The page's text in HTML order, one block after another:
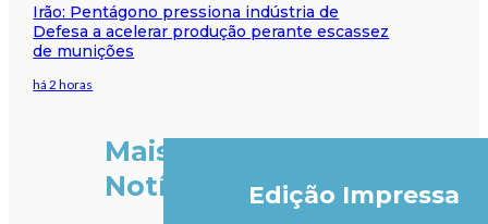
Irão: Pentágono pressiona indústria de
Defesa a acelerar produção perante escassez
de munições
há 2 horas
Mais
Notícias
Edição Impressa